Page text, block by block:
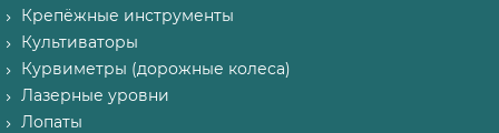
Крепёжные инструменты
Культиваторы
Курвиметры (дорожные колеса)
Лазерные уровни
Лопаты